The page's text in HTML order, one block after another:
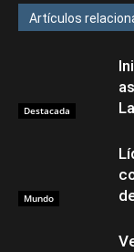
Artículos
Destacada
Mundo